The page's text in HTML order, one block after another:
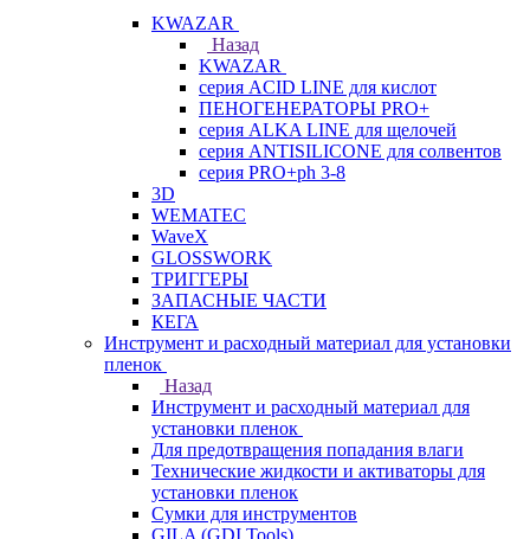
KWAZAR
Назад
KWAZAR
серия ACID LINE для кислот
ПЕНОГЕНЕРАТОРЫ PRO+
серия ALKA LINE для щелочей
серия ANTISILICONE для солвентов
серия PRO+ph 3-8
3D
WEMATEC
WaveX
GLOSSWORK
ТРИГГЕРЫ
ЗАПАСНЫЕ ЧАСТИ
КЕГА
Инструмент и расходный материал для установки
пленок
Назад
Инструмент и расходный материал для
установки пленок
Для предотвращения попадания влаги
Технические жидкости и активаторы для
установки пленок
Сумки для инструментов
GILA (GDI Tools)